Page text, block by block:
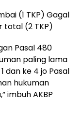
(1 TKP) Gagal
total (2 TKP)
Pasal 480
paling lama
dan ke 4 jo Pasal
hukuman
imbuh AKBP